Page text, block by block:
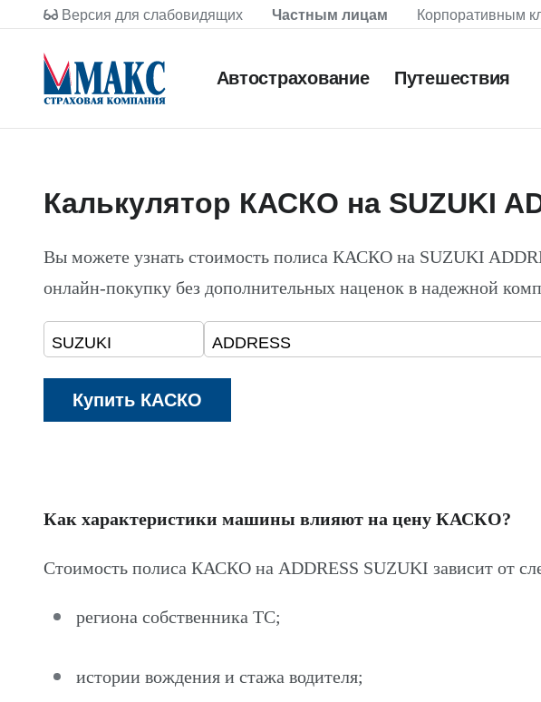
Версия для слабовидящих Частным лицам Корпоративным
Автострахование Путешествия
Калькулятор КАСКО на SUZUKI
Вы можете узнать стоимость полиса КАСКО на SUZUKI
онлайн-покупку без дополнительных наценок в надежной
Как характеристики машины влияют на цену КАСКО?
Стоимость полиса КАСКО на ADDRESS SUZUKI зависит от
региона собственника ТС;
истории вождения и стажа водителя;